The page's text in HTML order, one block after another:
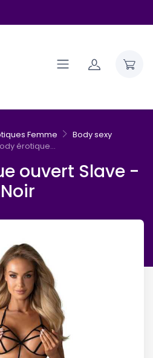
Femme
Body sexy
érotique...
ouvert Slave -
Noir